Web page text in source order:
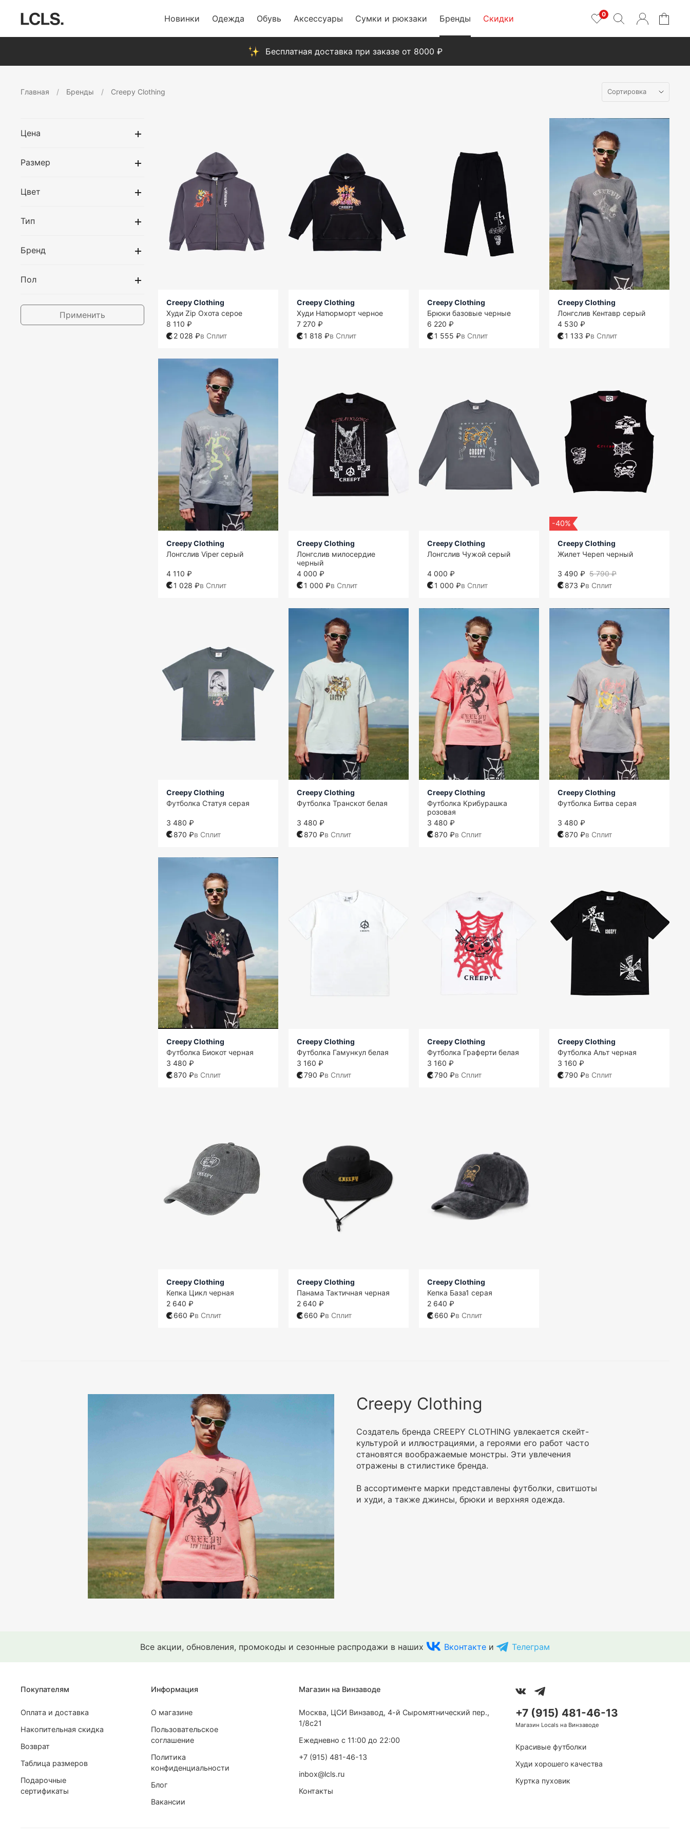
0
Новинки Одежда Обувь Аксессуары Сумки и рюкзаки Бренды Скидки
Бесплатная доставка при заказе от 8000 ₽
Главная Бренды Creepy Clothing
Цена
Размер
Цвет
Тип
Бренд
Пол
Применить
Creepy Clothing
Худи Zip Охота серое
8 110 ₽
2 028 ₽в Сплит
Creepy Clothing
Худи Натюрморт черное
7 270 ₽
1 818 ₽в Сплит
Creepy Clothing
Брюки базовые черные
6 220 ₽
1 555 ₽в Сплит
Creepy Clothing
Лонгслив Кентавр серый
4 530 ₽
1 133 ₽в Сплит
Creepy Clothing
Лонгслив Viper серый
4 110 ₽
1 028 ₽в Сплит
Creepy Clothing
Лонгслив милосердие
черный
4 000 ₽
1 000 ₽в Сплит
Creepy Clothing
Лонгслив Чужой серый
4 000 ₽
1 000 ₽в Сплит
-40%
Creepy Clothing
Жилет Череп черный
5 790 ₽
3 490 ₽
873 ₽в Сплит
Creepy Clothing
Футболка Статуя серая
3 480 ₽
870 ₽в Сплит
Creepy Clothing
Футболка Транскот белая
3 480 ₽
870 ₽в Сплит
Creepy Clothing
Футболка Крибурашка
розовая
3 480 ₽
870 ₽в Сплит
Creepy Clothing
Футболка Битва серая
3 480 ₽
870 ₽в Сплит
Creepy Clothing
Футболка Биокот черная
3 480 ₽
870 ₽в Сплит
Creepy Clothing
Футболка Гамункул белая
3 160 ₽
790 ₽в Сплит
Creepy Clothing
Футболка Граферти белая
3 160 ₽
790 ₽в Сплит
Creepy Clothing
Футболка Альт черная
3 160 ₽
790 ₽в Сплит
Creepy Clothing
Кепка Цикл черная
2 640 ₽
660 ₽в Сплит
Creepy Clothing
Панама Тактичная черная
2 640 ₽
660 ₽в Сплит
Creepy Clothing
Кепка База1 серая
2 640 ₽
660 ₽в Сплит
Creepy Clothing
Создатель бренда CREEPY CLOTHING увлекается скейт-
культурой и иллюстрациями, а героями его работ часто
становятся воображаемые монстры. Эти увлечения
отражены в стилистике бренда.
В ассортименте марки представлены футболки, свитшоты
и худи, а также джинсы, брюки и верхняя одежда.
Все акции, обновления, промокоды и сезонные распродажи в наших Вконтакте и Телеграм
Покупателям
Оплата и доставка
Накопительная скидка
Возврат
Таблица размеров
Подарочные
сертификаты
Информация
О магазине
Пользовательское
соглашение
Политика
конфиденциальности
Блог
Вакансии
Магазин на Винзаводе
Москва, ЦСИ Винзавод, 4-й Сыромятнический пер.,
1/8с21
Ежедневно с 11:00 до 22:00
+7 (915) 481-46-13
inbox@lcls.ru
Контакты
+7 (915) 481-46-13
Магазин Locals на Винзаводе
Красивые футболки
Худи хорошего качества
Куртка пуховик